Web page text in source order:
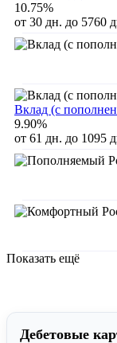
10.75%
от 30 дн. до 5760
Вклад (с
9.90%
от 61 дн. до 1095
Показать ещё
Дебетовые